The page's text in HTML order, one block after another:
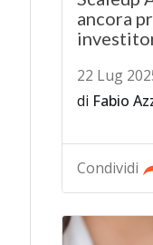
ancora
22 Lug
di Fabio
Condividi